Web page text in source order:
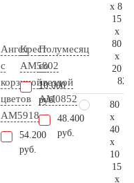
Ангел
с
корзиной
цветов
AM5918
54.200
руб.
Крест
AM5802
10.000
руб.
Полумесяц
со
звездой
AM0852
48.400
руб.
x 8
15
x
80
x
20
80
x
40
x
10
15
x